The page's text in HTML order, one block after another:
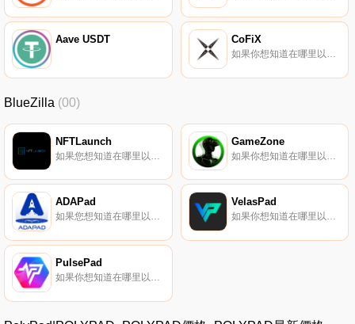
Aave USDT CoFiX
如果你想知道在哪里以當前價格購買CoFiX,目前交易{CoFiX]股票的頂級加密貨幣交易所是CoinW、Gate.io和MEXC。您可以在我們的加密貨幣交易所頁面上找到其他列表.
BlueZilla (00)
NFTLaunch GameZone
ADAPad
如果您想知道在哪里以當前價格購買ADAPad,目前交易｛ADAPADnname｝股票的頂級加密貨幣交易所是Gate.io。您可以在我們的加密貨幣交易所頁面上找到其他交易所。什么是ADAPad（ADAPAD）？ADAPad稱自己為“Cardano生態系統的第一個通縮發射臺”.
VelasPad
如果你想知道在哪里以當前價格購買VelasPad,目前交易{VelasPad]股票的頂級加密貨幣交易所是Gate.io、PancakeSwap（V2）和Wagyuswap。您可以在我們的加密貨幣交易所頁面上找到其他列表.
PulsePad
如果你想知道在哪里以當前價格購買PulsePad,目前交易{PulsePad]股票的頂級加密貨幣交易所是Gate.io、PancakeSwap（V2）、Uniswap（V2）和Wagyuswap。您可以在我們的加密貨幣交易所頁面上找到其他列表.